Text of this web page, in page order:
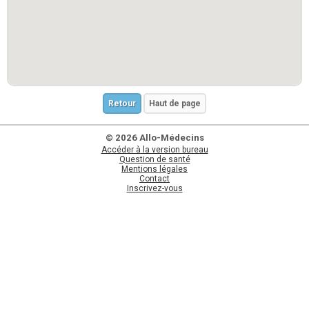
Retour Haut de page
© 2026 Allo-Médecins
Accéder à la version bureau
Question de santé
Mentions légales
Contact
Inscrivez-vous